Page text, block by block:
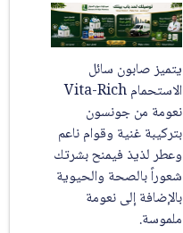
يتميز صابون سائل
الاستحمام Vita-Rich
نعومة من جونسون
بتركيبة غنية وقوام ناعم
وعطر لذيذ فيمنح بشرتك
شعوراً بالصحة والحيوية
بالإضافة إلى نعومة
ملموسة.